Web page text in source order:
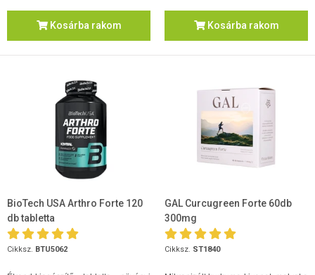
Kosárba rakom Kosárba rakom
BioTech USA Arthro Forte 120
db tabletta
Cikksz. BTU5062
GAL Curcugreen Forte 60db
300mg
Cikksz. ST1840